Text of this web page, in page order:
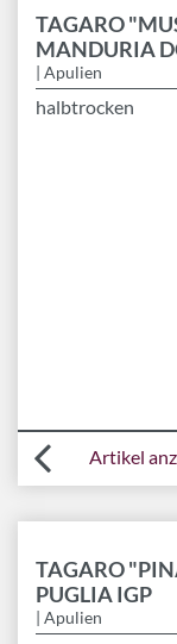
TAGARO
MANDURIA
| Apulien
halbtrocken
Artikel
TAGARO
PUGLIA IGP
| Apulien